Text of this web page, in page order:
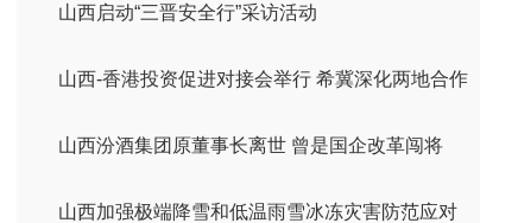
山西启动“三晋安全行”采访活动
山西-香港投资促进对接会举行 希冀深化两地合作
山西汾酒集团原董事长离世 曾是国企改革闯将
山西加强极端降雪和低温雨雪冰冻灾害防范应对